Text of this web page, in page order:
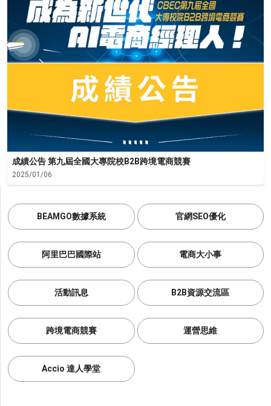
成績公告 第九屆全國大專院校B2B跨境電商競賽
2025/01/06
BEAMGO數據系統 官網SEO優化
阿里巴巴國際站 電商大小事
活動訊息 B2B資源交流區
跨境電商競賽 運營思維
Accio 達人學堂